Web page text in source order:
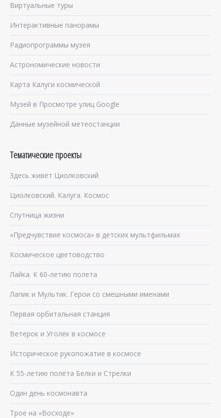
Виртуальные туры
Интерактивные панорамы
Радиопрограммы музея
Астрономические новости
Карта Калуги космической
Музей в Просмотре улиц Google
Данные музейной метеостанции
Тематические проекты
Здесь живёт Циолковский
Циолковский. Калуга. Космос
Спутница жизни
«Предчувствие космоса» в детских мультфильмах
Космическое цветоводство
Лайка. К 60-летию полета
Лапик и Мультик. Герои со смешными именами
Первая орбитальная станция
Ветерок и Уголёк в космосе
Историческое рукопожатие в космосе
К 55-летию полёта Белки и Стрелки
Один день космонавта
Трое на «Восходе»